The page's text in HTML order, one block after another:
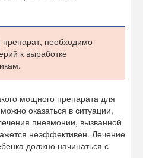
препарат, необходимо
к выработке
мощного препарата для
оказаться в ситуации,
пневмонии, вызванной
неэффективен. Лечение
должно начинаться с